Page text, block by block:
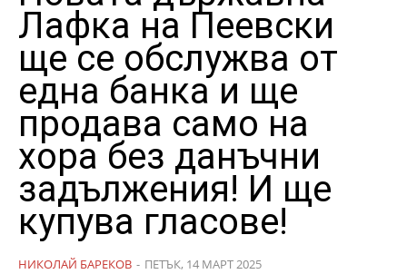
Лафка на Пеевски
ще се обслужва от
една банка и ще
продава само на
хора без данъчни
задължения! И ще
купува гласове!
НИКОЛАЙ БАРЕКОВ - ПЕТЪК, 14 МАРТ 2025